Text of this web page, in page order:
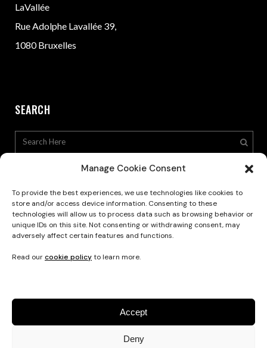
Manage Cookie Consent
To provide the best experiences, we use technologies like cookies to
store and/or access device information. Consenting to these
technologies will allow us to process data such as browsing behavior or
unique IDs on this site. Not consenting or withdrawing consent, may
adversely affect certain features and functions.
Read ourcookie policyto learn more.
Accept
Deny
LaVallée
Rue Adolphe Lavallée 39,
1080 Bruxelles
SEARCH
Privacy Policy